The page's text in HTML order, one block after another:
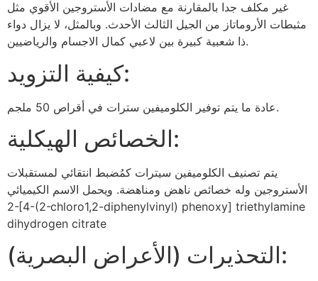
غير مكلف جدا بالمقارنة مع مضادات الأستروجين الأقوي مثل
مثبطات الأروماتاز من الجيل الثالث الأحدث. وبالمثل، لا يزال دواء
ذا شعبية كبيرة بين لاعبي كمال الاجسام والرياضيين.
كيفية التزويد:
عادة ما يتم توفير الكلوميفين سترات في أقراص 50 ملجم.
الخصائص الهيكلية:
يتم تصنيف الكلوميفين سيترات كمُضبط انتقائي لمستقبلات
الأستروجين وله خصائص ناهض ومناهضة. ويحمل الاسم الكيميائي
2-[4-(2-chloro1,2-diphenylvinyl) phenoxy] triethylamine
dihydrogen citrate
التحذيرات (الأعراض البصرية):